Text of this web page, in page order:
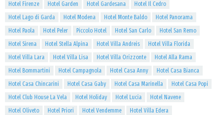
Hotel Firenze
Hotel Garden Hotel Gardesana
Hotel Il Cedro
Hotel Lago di Garda
Hotel Modena Hotel Monte Baldo
Hotel Panorama
Hotel Paola
Hotel Peler Piccolo Hotel Hotel San Carlo
Hotel San Remo
Hotel Sirena
Hotel Stella Alpina Hotel Villa Andreis
Hotel Villa Florida
Hotel Villa Lara
Hotel Villa Lisa Hotel Villa Orizzonte
Hotel Alla Rama
Hotel Bommartini
Hotel Campagnola Hotel Casa Anny
Hotel Casa Bianca
Hotel Casa Chincarini
Hotel Casa Gaby Hotel Casa Marinella
Hotel Casa Popi
Hotel Club House La Vela
Hotel Holiday Hotel Lucia
Hotel Navene
Hotel Oliveto
Hotel Priori Hotel Vendemme
Hotel Villa Edera